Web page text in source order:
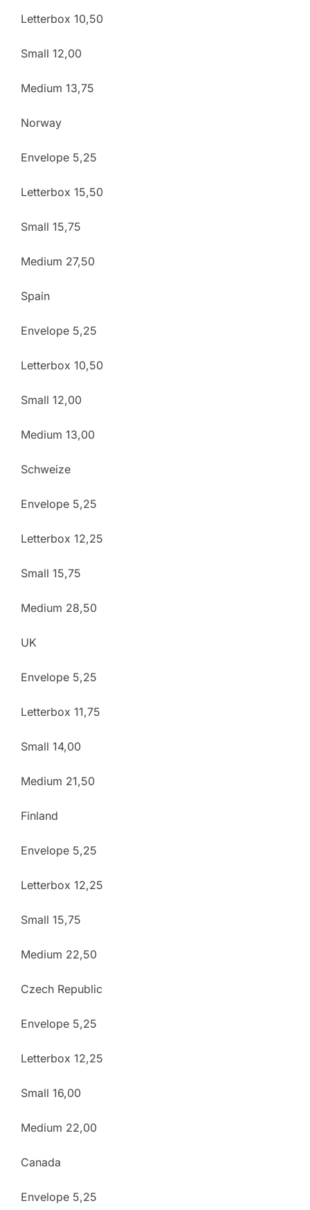
Letterbox 10,50
Small 12,00
Medium 13,75
Norway
Envelope 5,25
Letterbox 15,50
Small 15,75
Medium 27,50
Spain
Envelope 5,25
Letterbox 10,50
Small 12,00
Medium 13,00
Schweize
Envelope 5,25
Letterbox 12,25
Small 15,75
Medium 28,50
UK
Envelope 5,25
Letterbox 11,75
Small 14,00
Medium 21,50
Finland
Envelope 5,25
Letterbox 12,25
Small 15,75
Medium 22,50
Czech Republic
Envelope 5,25
Letterbox 12,25
Small 16,00
Medium 22,00
Canada
Envelope 5,25